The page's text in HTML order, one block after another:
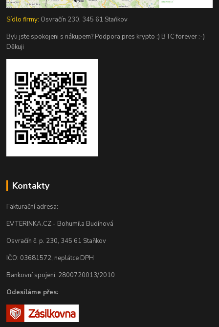
Sídlo firmy: Osvračín 230, 345 61 Staňkov
Byli jste spokojeni s nákupem? Podpora pres krypto :) BTC forever :-)
Děkuji
Kontakty
Fakturační adresa:
EVTERINKA.CZ - Bohumila Budínová
Osvračín č. p. 230, 345 61 Staňkov
IČO: 03681572, neplátce DPH
Bankovní spojení: 2800720013/2010
Odesíláme přes: